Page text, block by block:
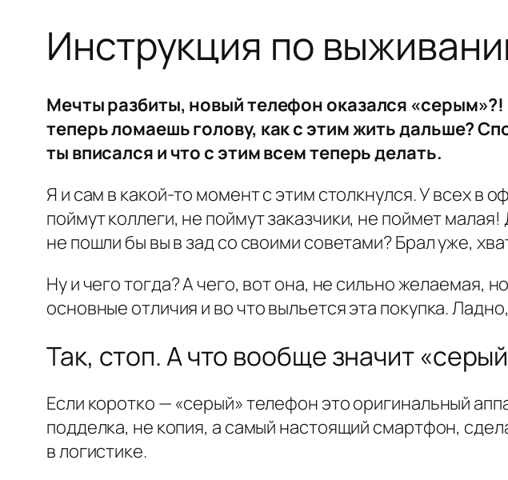
Инструкция по
Мечты разбиты, новый телефон оказался
теперь ломаешь голову, как с этим жить дальше?
ты вписался и что с этим всем теперь делать.
Я и сам в какой-то момент с этим столкнулся. У всех в
поймут коллеги, не поймут заказчики, не поймет
не пошли бы вы в зад со своими советами? Брал уже,
Ну и чего тогда? А чего, вот она, не сильно желаемая,
основные отличия и во что выльется эта покупка.
Так, стоп. А что вообще значит
Если коротко — «серый» телефон это оригинальный
подделка, не копия, а самый настоящий смартфон,
в логистике.